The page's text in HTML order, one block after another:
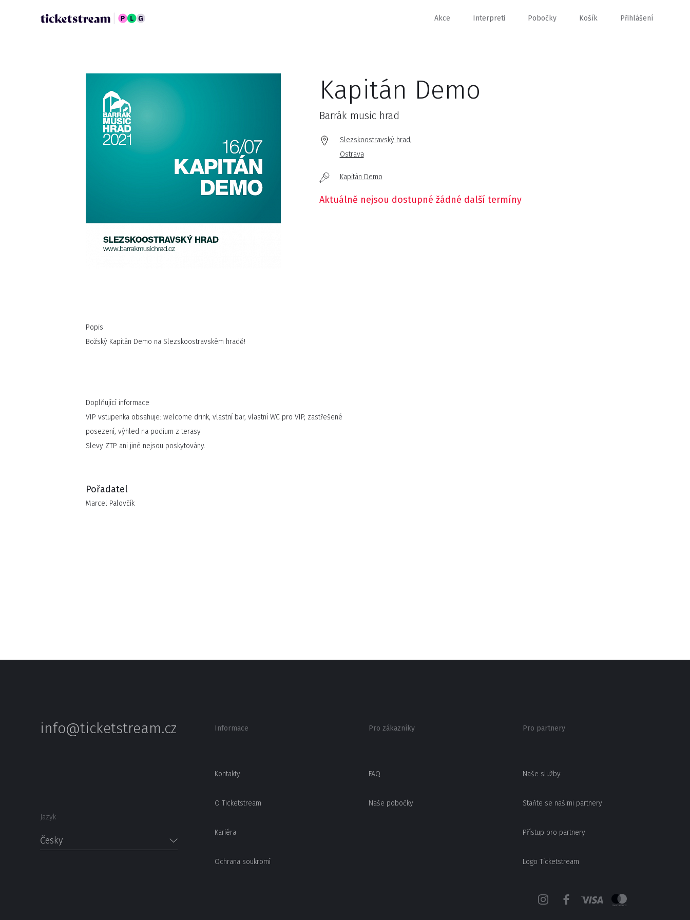
Akce Interpreti Pobočky Košík Přihlášení
Kapitán Demo
Barrák music hrad
Slezskoostravský hrad,
Ostrava
Kapitán Demo
Aktuálně nejsou dostupné žádné další termíny
Popis
Božský Kapitán Demo na Slezskoostravském hradě!
Doplňující informace
VIP vstupenka obsahuje: welcome drink, vlastní bar, vlastní WC pro VIP, zastřešené
posezení, výhled na podium z terasy
Slevy ZTP ani jiné nejsou poskytovány.
Pořadatel
Marcel Palovčík
info@ticketstream.cz
Jazyk
Česky
Informace
Kontakty
O Ticketstream
Kariéra
Ochrana soukromí
Pro zákazníky
FAQ
Naše pobočky
Pro partnery
Naše služby
Staňte se našimi partnery
Přístup pro partnery
Logo Ticketstream